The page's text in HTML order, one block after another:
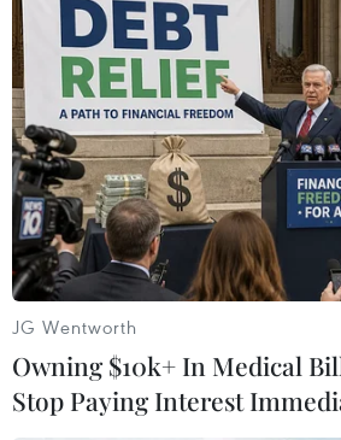
Theo dõi VietnamPlus
TIN CÙNG CHUYÊN MỤC
Hình thành ba vòng kiểm soát
chẽ để nâng cao chất lượng ngành
09/08/2026 07:57
JG Wentworth
Owning $10k+ In Medical
Stop Paying Interest